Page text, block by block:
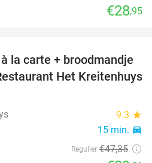
€28,95
38%
la carte + broodmandje
Het Kreitenhuys
9.3 star
15 min. directions_car
Regulier €47,35